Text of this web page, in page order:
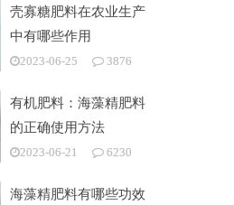
壳寡糖肥料在农业生产
中有哪些作用
2023-06-25 3876
有机肥料：海藻精肥料
的正确使用方法
2023-06-21 6230
海藻精肥料有哪些功效